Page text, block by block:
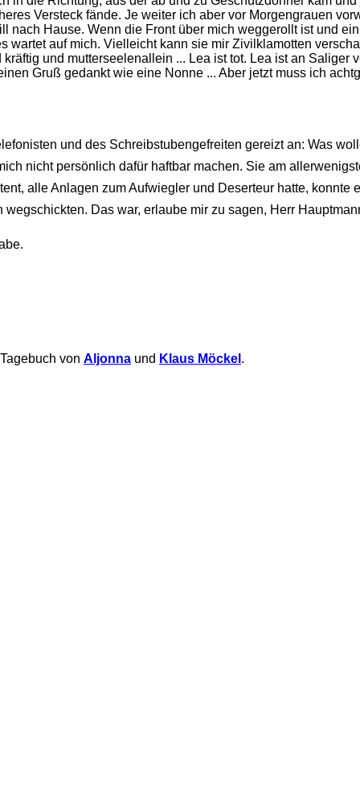
Versteck fände. Je weiter ich aber vor Morgengrauen
Hause. Wenn die Front über mich weggerollt ist und
auf mich. Vielleicht kann sie mir Zivilklamotten
und mutterseelenallein ... Lea ist tot. Lea ist an Saliger
Gruß gedankt wie eine Nonne ... Aber jetzt muss ich
und des Schreibstubengefreiten gereizt an: Was
nicht persönlich dafür haftbar machen. Sie am
alle Anlagen zum Aufwiegler und Deserteur hatte, konnte
Das war, erlaube mir zu sagen, Herr
von Aljonna und Klaus Möckel .